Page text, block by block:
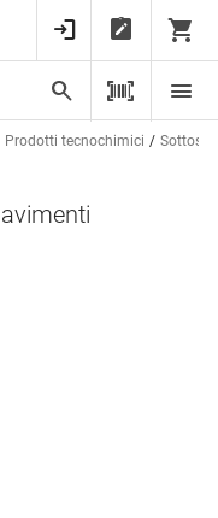
Prodotti tecnochimici